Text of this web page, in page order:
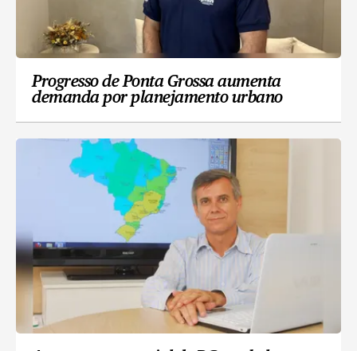
Progresso de Ponta Grossa aumenta
demanda por planejamento urbano